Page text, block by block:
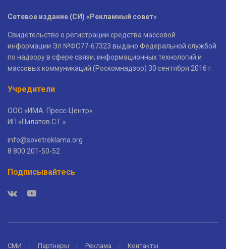
Сетевое издание (СИ) «Рекламный совет»
Свидетельство о регистрации средства массовой
информации Эл №ФС77-67323 выдано Федеральной службой
по надзору в сфере связи, информационных технологий и
массовых коммуникаций (Роскомнадзор) 30 сентября 2016 г.
Учредители
ООО «ИМА. Пресс-Центр»
ИП «Пилатов С.Г.»
info@sovetreklama.org
8 800 201-50-52
Подписывайтесь
СМИ Партнеры Реклама Контакты